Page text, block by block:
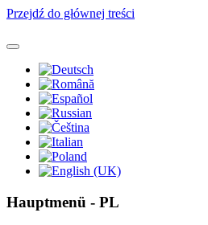
Przejdź do głównej treści
Hauptmenü - PL